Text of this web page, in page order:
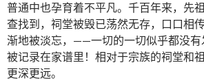
普通中也孕育着不平凡。千百年来，先
查找到，祠堂被毁已荡然无存，口口相
渐地被淡忘，——一切的一切似乎都没有
被记录在家谱里！相对于宗族的祠堂和
更深更远。